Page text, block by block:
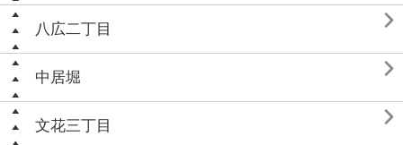
八広二丁目 
中居堀 
文花三丁目 